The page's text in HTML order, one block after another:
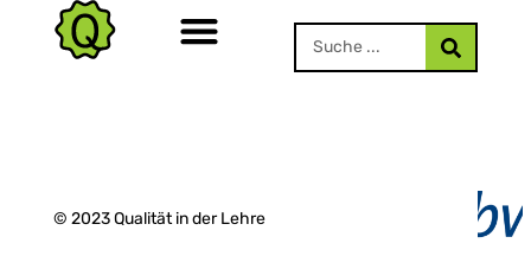
© 2023 Qualität in der Lehre